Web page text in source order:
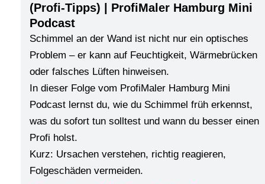
(Profi-Tipps) | ProfiMaler Hamburg Mini
Podcast
Schimmel an der Wand ist nicht nur ein optisches
Problem – er kann auf Feuchtigkeit, Wärmebrücken
oder falsches Lüften hinweisen.
In dieser Folge vom ProfiMaler Hamburg Mini
Podcast lernst du, wie du Schimmel früh erkennst,
was du sofort tun solltest und wann du besser einen
Profi holst.
Kurz: Ursachen verstehen, richtig reagieren,
Folgeschäden vermeiden.